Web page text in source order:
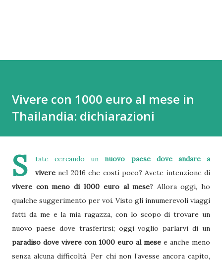
Vivere con 1000 euro al mese in
Thailandia: dichiarazioni
S tate cercando unnuovo paese dove andare a
vivere nel 2016 che costi poco? Avete intenzione di
vivere con meno di 1000 euro al mese? Allora oggi, ho
qualche suggerimento per voi. Visto gli innumerevoli viaggi
fatti da me e la mia ragazza, con lo scopo di trovare un
nuovo paese dove trasferirsi; oggi voglio parlarvi di un
paradiso dove vivere con 1000 euro al mese e anche meno
senza alcuna difficoltà. Per chi non l’avesse ancora capito,